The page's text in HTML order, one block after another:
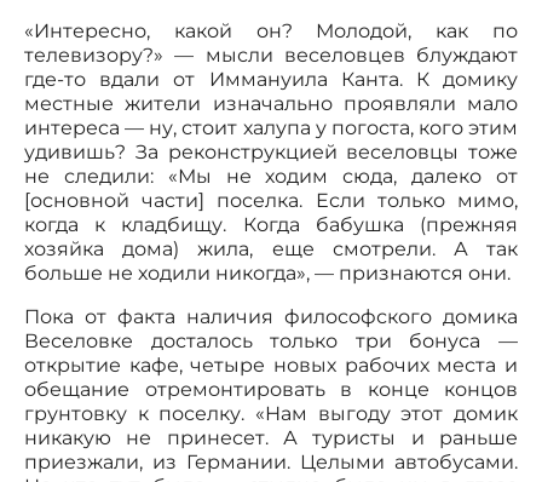
«Интересно, какой он? Молодой, как по
телевизору?» — мысли веселовцев блуждают
где-то вдали от Иммануила Канта. К домику
местные жители изначально проявляли мало
интереса — ну, стоит халупа у погоста, кого этим
удивишь? За реконструкцией веселовцы тоже
не следили: «Мы не ходим сюда, далеко от
[основной части] поселка. Если только мимо,
когда к кладбищу. Когда бабушка (прежняя
хозяйка дома) жила, еще смотрели. А так
больше не ходили никогда», — признаются они.
Пока от факта наличия философского домика
Веселовке досталось только три бонуса —
открытие кафе, четыре новых рабочих места и
обещание отремонтировать в конце концов
грунтовку к поселку. «Нам выгоду этот домик
никакую не принесет. А туристы и раньше
приезжали, из Германии. Целыми автобусами.